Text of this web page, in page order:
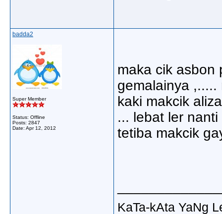
badda2
Super Member
Status: Offline
Posts: 2847
Date: Apr 12, 2012
maka cik asbon
gemalainya
kaki makcik
... lebat ler
tetiba makcik
KaTa-kAta YaNg